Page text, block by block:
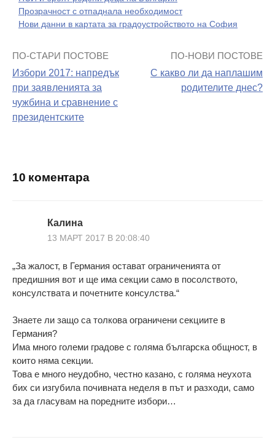
Прозрачност с отпаднала необходимост
Нови данни в картата за градоустройството на София
Навигация
на
поста
ПО-СТАРИ ПОСТОВЕ
Избори 2017: напредък
при заявленията за
чужбина и сравнение с
президентските
ПО-НОВИ ПОСТОВЕ
С какво ли да наплашим
родителите днес?
10 коментара
Калина
13 МАРТ 2017 В 20:08:40
„За жалост, в Германия остават ограниченията от
предишния вот и ще има секции само в посолството,
консулствата и почетните консулства.“
Знаете ли защо са толкова ограничени секциите в
Германия?
Има много големи градове с голяма българска общност, в
които няма секции.
Това е много неудобно, честно казано, с голяма неухота
бих си изгубила почивната неделя в път и разходи, само
за да гласувам на поредните избори…